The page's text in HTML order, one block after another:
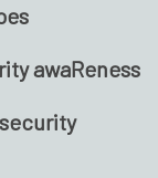
awaReness